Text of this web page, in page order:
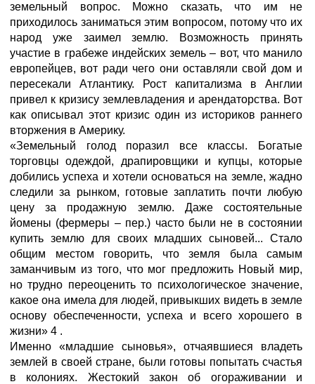
земельный вопрос. Можно сказать, что им не
приходилось заниматься этим вопросом, потому что их
народ уже заимел землю. Возможность принять
участие в грабеже индейских земель – вот, что манило
европейцев, вот ради чего они оставляли свой дом и
пересекали Атлантику. Рост капитализма в Англии
привел к кризису землевладения и арендаторства. Вот
как описывал этот кризис один из историков раннего
вторжения в Америку.
«Земельный голод поразил все классы. Богатые
торговцы одеждой, драпировщики и купцы, которые
добились успеха и хотели основаться на земле, жадно
следили за рынком, готовые заплатить почти любую
цену за продажную землю. Даже состоятельные
йомены (фермеры – пер.) часто были не в состоянии
купить землю для своих младших сыновей... Стало
общим местом говорить, что земля была самым
заманчивым из того, что мог предложить Новый мир,
но трудно переоценить то психологическое значение,
какое она имела для людей, привыкших видеть в земле
основу обеспеченности, успеха и всего хорошего в
жизни» 4 .
Именно «младшие сыновья», отчаявшиеся владеть
землей в своей стране, были готовы попытать счастья
в колониях. Жестокий закон об огораживании и